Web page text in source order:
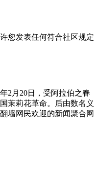
您发表任何符合社区规定
月20日，受阿拉伯之春
茉莉花革命。后由数名义
墙网民欢迎的新闻聚合网